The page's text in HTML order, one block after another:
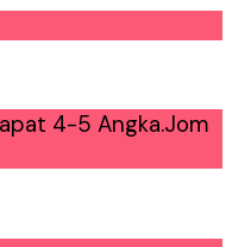
4-5 Angka.Jom